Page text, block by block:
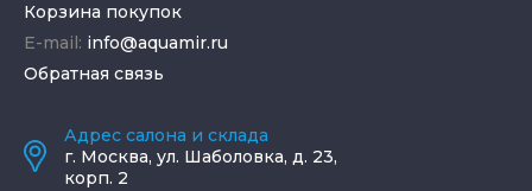
Корзина покупок
E-mail: info@aquamir.ru
Обратная связь
Адрес салона и склада
г. Москва, ул. Шаболовка, д. 23,
корп. 2